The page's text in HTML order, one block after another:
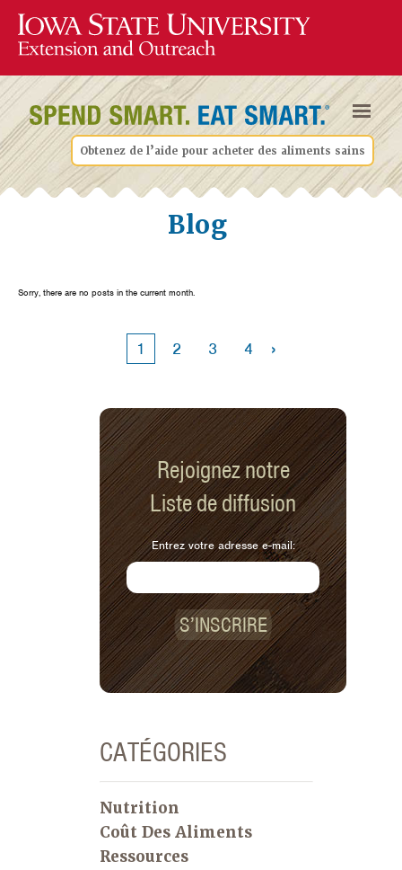
Obtenez de l’aide pour acheter des aliments sains
Blog
Sorry, there are no posts in the current month.
1 2 3 4 ›
Rejoignez notre
Liste de diffusion
Entrez votre adresse e-mail:
S’INSCRIRE
CATÉGORIES
Nutrition
Coût Des Aliments
Ressources